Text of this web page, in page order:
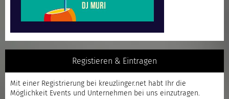
Registieren & Eintragen
Mit einer Registrierung bei kreuzlinger.net habt Ihr die
Möglichkeit Events und Unternehmen bei uns einzutragen.